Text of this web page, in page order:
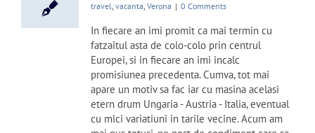
travel, vacanta, Verona | 0 Comments
In fiecare an imi promit ca mai termin cu
fatzaitul asta de colo-colo prin centrul
Europei, si in fiecare an imi incalc
promisiunea precedenta. Cumva, tot mai
apare un motiv sa fac iar cu masina acelasi
etern drum Ungaria - Austria - Italia, eventual
cu mici variatiuni in tarile vecine. Acum am